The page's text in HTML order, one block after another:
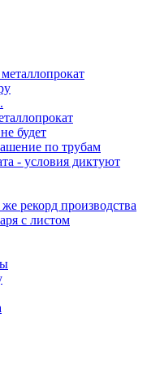
будет
по трубам
- условия диктуют
рекорд производства
с листом